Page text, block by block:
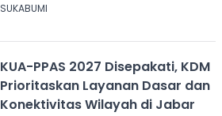
SUKABUMI
KUA-PPAS 2027 Disepakati, KDM
Prioritaskan Layanan Dasar dan
Konektivitas Wilayah di Jabar